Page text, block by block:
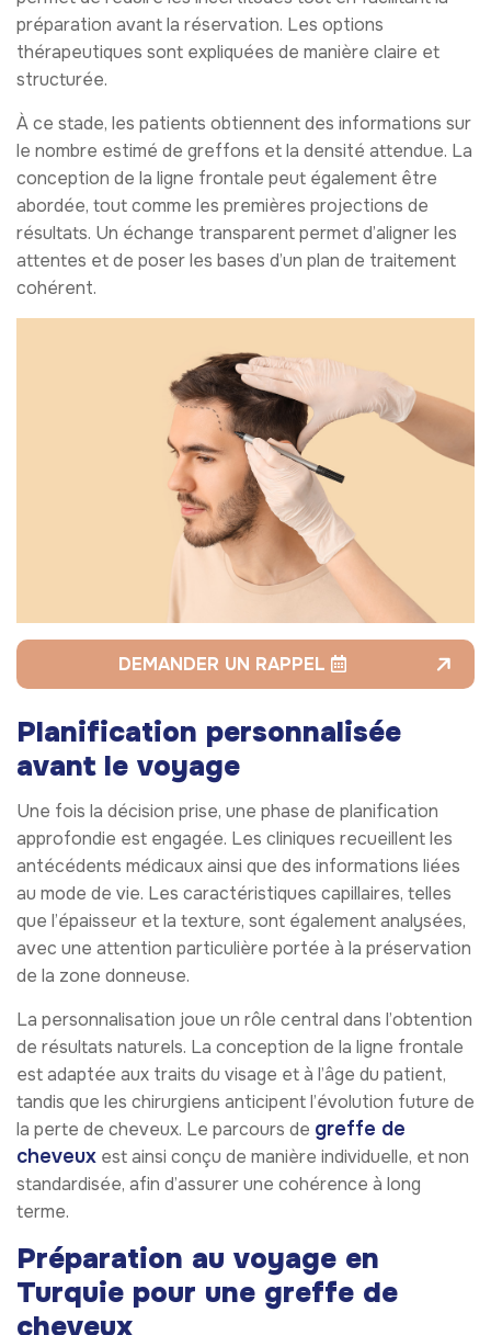
préparation avant la réservation. Les options
thérapeutiques sont expliquées de manière claire et
structurée.
À ce stade, les patients obtiennent des informations sur
le nombre estimé de greffons et la densité attendue. La
conception de la ligne frontale peut également être
abordée, tout comme les premières projections de
résultats. Un échange transparent permet d’aligner les
attentes et de poser les bases d’un plan de traitement
cohérent.
DEMANDER UN RAPPEL
Planification personnalisée
avant le voyage
Une fois la décision prise, une phase de planification
approfondie est engagée. Les cliniques recueillent les
antécédents médicaux ainsi que des informations liées
au mode de vie. Les caractéristiques capillaires, telles
que l’épaisseur et la texture, sont également analysées,
avec une attention particulière portée à la préservation
de la zone donneuse.
La personnalisation joue un rôle central dans l’obtention
de résultats naturels. La conception de la ligne frontale
est adaptée aux traits du visage et à l’âge du patient,
tandis que les chirurgiens anticipent l’évolution future de
la perte de cheveux. Le parcours de greffe de
cheveux est ainsi conçu de manière individuelle, et non
standardisée, afin d’assurer une cohérence à long
terme.
Préparation au voyage en
Turquie pour une greffe de
cheveux